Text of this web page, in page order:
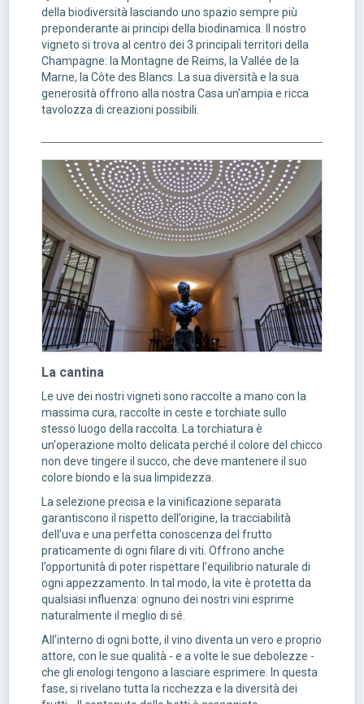
della biodiversità lasciando uno spazio sempre più
preponderante ai principi della biodinamica. Il nostro
vigneto si trova al centro dei 3 principali territori della
Champagne: la Montagne de Reims, la Vallée de la
Marne, la Côte des Blancs. La sua diversità e la sua
generosità offrono alla nostra Casa un’ampia e ricca
tavolozza di creazioni possibili.
La cantina
Le uve dei nostri vigneti sono raccolte a mano con la
massima cura, raccolte in ceste e torchiate sullo
stesso luogo della raccolta. La torchiatura è
un'operazione molto delicata perché il colore del chicco
non deve tingere il succo, che deve mantenere il suo
colore biondo e la sua limpidezza.
La selezione precisa e la vinificazione separata
garantiscono il rispetto dell’origine, la tracciabilità
dell’uva e una perfetta conoscenza del frutto
praticamente di ogni filare di viti. Offrono anche
l’opportunità di poter rispettare l’equilibrio naturale di
ogni appezzamento. In tal modo, la vite è protetta da
qualsiasi influenza: ognuno dei nostri vini esprime
naturalmente il meglio di sé.
All’interno di ogni botte, il vino diventa un vero e proprio
attore, con le sue qualità - e a volte le sue debolezze -
che gli enologi tengono a lasciare esprimere. In questa
fase, si rivelano tutta la ricchezza e la diversità dei